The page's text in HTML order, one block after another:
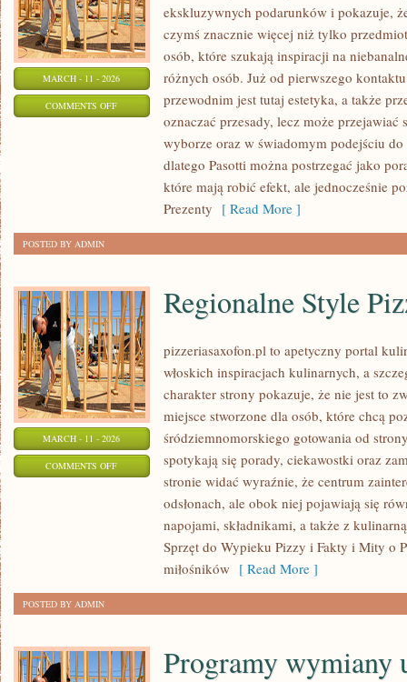
MARCH - 11 - 2026
COMMENTS OFFON
BIZNESOWE
ekskluzywnych podarunków i pokazuje,
czymś znacznie więcej niż tylko
osób, które szukają inspiracji na
różnych osób. Już od pierwszego
przewodnim jest tutaj estetyka, a także
oznaczać przesady, lecz może
wyborze oraz w świadomym podejściu do
dlatego Pasotti można postrzegać jako
które mają robić efekt, ale jednocześnie
Prezenty [ Read More ]
POSTED BY ADMIN
MARCH - 11 - 2026
COMMENTS OFFON
REGIONALNE
Regionalne Style
pizzeriasaxofon.pl to apetyczny portal
włoskich inspiracjach kulinarnych, a
charakter strony pokazuje, że nie jest to
miejsce stworzone dla osób, które chcą
śródziemnomorskiego gotowania od
spotykają się porady, ciekawostki oraz
stronie widać wyraźnie, że centrum
odsłonach, ale obok niej pojawiają się
napojami, składnikami, a także z
Sprzęt do Wypieku Pizzy i Fakty i Mity o
miłośników [ Read More ]
POSTED BY ADMIN
Programy wymiany